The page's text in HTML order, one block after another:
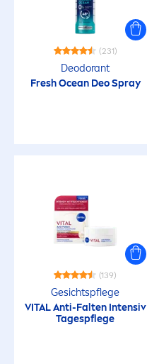
(231)
Deodorant
FreshOcean Deo Spray
(139)
Gesichtspflege
VITALAnti-Falten Intensiv
Tagespflege